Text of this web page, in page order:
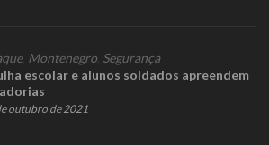
, Montenegro Segurança
escolar e alunos soldados apreendem
outubro de 2021